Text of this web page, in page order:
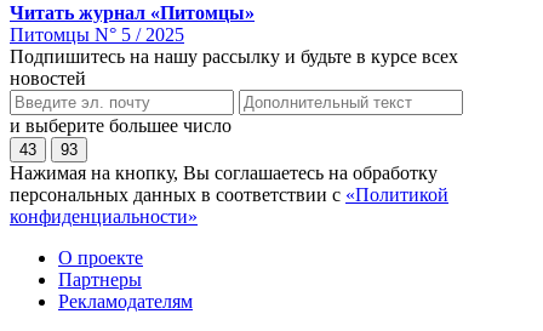
Читать журнал «Питомцы»
Питомцы N° 5 / 2025
Подпишитесь на нашу рассылку и будьте в курсе всех
новостей
и выберите большее число
43 93
Нажимая на кнопку, Вы соглашаетесь на обработку
персональных данных в соответствии с «Политикой
конфиденциальности»
О проекте
Партнеры
Рекламодателям